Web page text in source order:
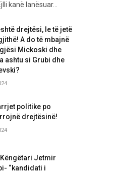
kanë lanësuar…
drejtësi, le të jetë
A do të mbajnë
Mickoski dhe
ashtu si Grubi dhe
politike po
drejtësinë!
Këngëtari Jetmir
“kandidati i